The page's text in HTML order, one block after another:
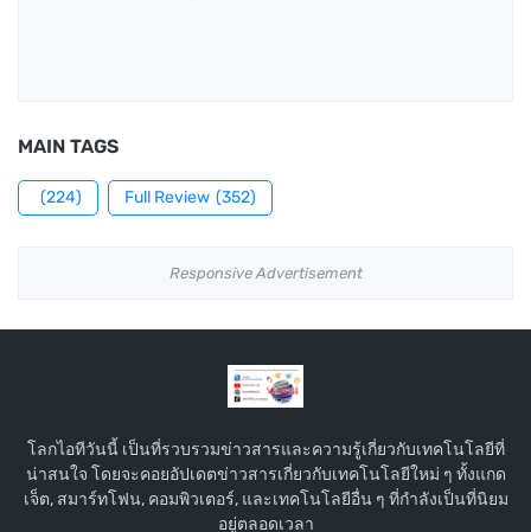
MAIN TAGS
(224) Full Review (352)
Responsive Advertisement
โลกไอทีวันนี้ เป็นที่รวบรวมข่าวสารและความรู้เกี่ยวกับเทคโนโลยีที่
น่าสนใจ โดยจะคอยอัปเดตข่าวสารเกี่ยวกับเทคโนโลยีใหม่ ๆ ทั้งแกด
เจ็ต, สมาร์ทโฟน, คอมพิวเตอร์, และเทคโนโลยีอื่น ๆ ที่กำลังเป็นที่นิยม
อยู่ตลอดเวลา